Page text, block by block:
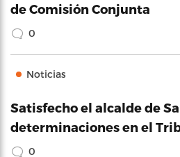
de Comisión Conjunta
0
Noticias
Satisfecho el alcalde de
determinaciones en el
0